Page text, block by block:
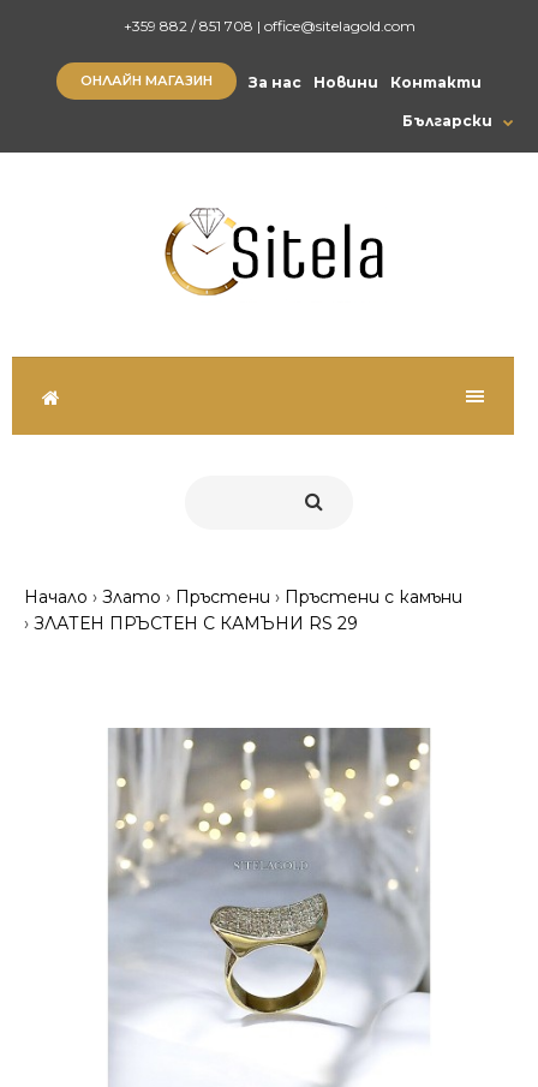
+359 882 / 851 708 | office@sitelagold.com
Български
ОНЛАЙН МАГАЗИН За нас Новини Контакти
Начало Злато Пръстени
Пръстени с камъни
ЗЛАТЕН ПРЪСТЕН С КАМЪНИ RS 29